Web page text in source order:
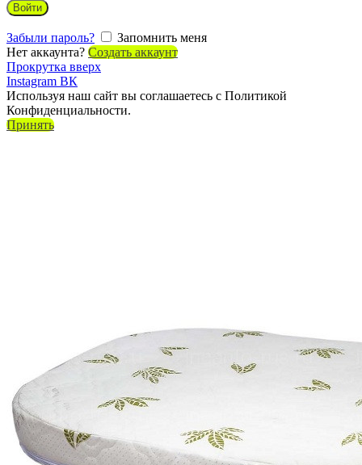
Войти
Забыли пароль?
Запомнить меня
Нет аккаунта? Создать аккаунт
Прокрутка вверх
Instagram ВК
Используя наш сайт вы соглашаетесь с Политикой
Конфиденциальности.
Принять